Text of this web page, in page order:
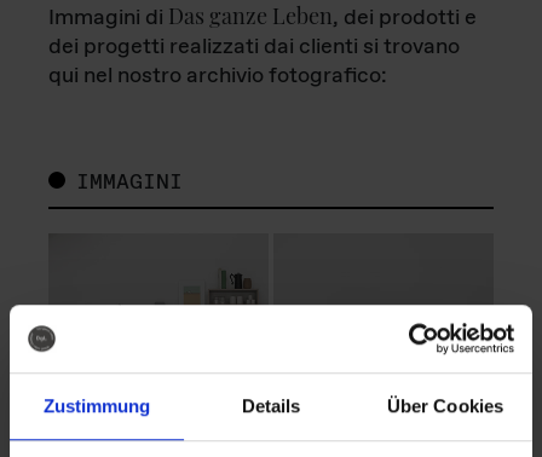
Zustimmung Details Über Cookies
Immagini di Das ganze Leben, dei prodotti e
dei progetti realizzati dai clienti si trovano
qui nel nostro archivio fotografico:
IMMAGINI